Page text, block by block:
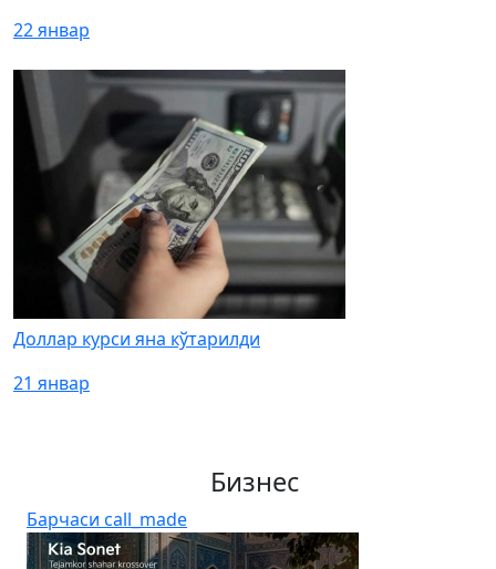
22 январ
Доллар курси яна кўтарилди
21 январ
Бизнес
Барчаси call_made